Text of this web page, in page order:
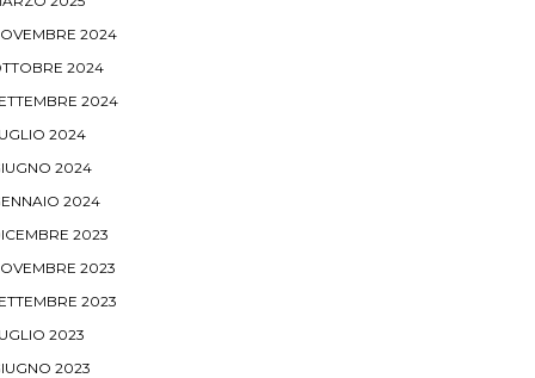
2024
2024
2024
2024
2024
2024
2023
2023
2023
2023
2023